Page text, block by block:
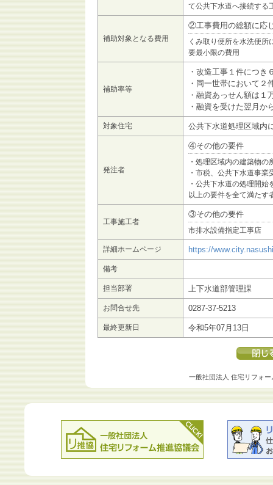
て公共下水道へ接続する
補助対象となる費用
②工事費用の総額に応
くみ取り便所を水洗便
要最小限の費用
補助率等
・改造工事１件につき
・同一世帯において２
・融資あっせん額は１
・融資を受けた翌月か
対象住宅 公共下水道処理区域内
発注者
④その他の要件
・処理区域内の建築物
・市税、公共下水道事
・公共下水道の処理開
以上の要件を全て満たす
工事施工者
③その他の要件
市排水設備指定工事店
詳細ホームページ https://
備考
担当部署 上下水道部管理課
お問合せ先 0287-37-5213
最終更新日 令和5年07月13日
一般社団法人 住宅リフォー